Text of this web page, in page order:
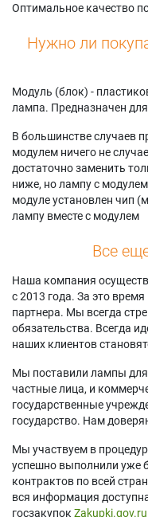
Оптимальное качество
Нужно ли
Модуль (блок) -
лампа. Предназначен
В большинстве случаев
модулем ничего не
достаточно заменить
ниже, но лампу с
модуле установлен чип
лампу вместе с модулем
Все
Наша компания
с 2013 года. За это
партнера. Мы всегда
обязательства. Всегда
наших клиентов
Мы поставили лампы для
частные лица, и
государственные
государство. Нам
Мы участвуем в
успешно выполнили уже
контрактов по всей
вся информация
госзакупок